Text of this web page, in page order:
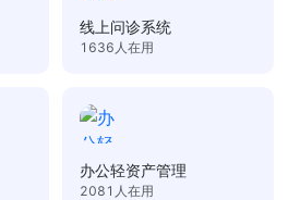
线上问诊系统
1636 人在用
办公轻资产管理
2081 人在用